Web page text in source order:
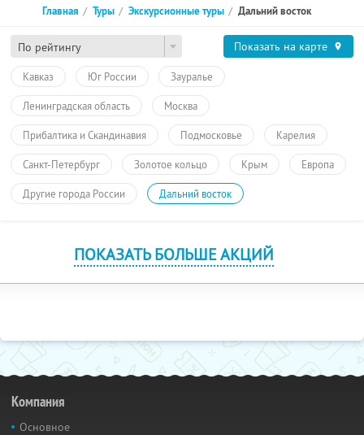
По рейтингу
Главная Туры Экскурсионные туры Дальний восток
Показать на карте
Кавказ Юг России Зауралье
Ленинградская область Москва
Прибалтика и Скандинавия Подмосковье Карелия
Санкт-Петербург Золотое кольцо Крым Европа
Другие города России Дальний восток
ПОКАЗАТЬ БОЛЬШЕ АКЦИЙ
Компания
Основное